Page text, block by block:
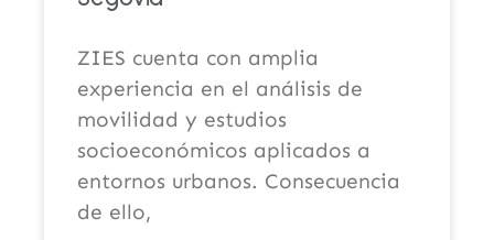
ZIES cuenta con amplia
experiencia en el análisis de
movilidad y estudios
socioeconómicos aplicados a
entornos urbanos. Consecuencia
de ello,